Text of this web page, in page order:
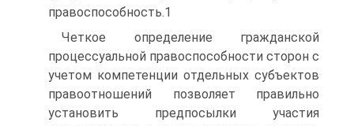
правоспособность.1
Четкое определение гражданской
процессуальной правоспособности сторон с
учетом компетенции отдельных субъектов
правоотношений позволяет правильно
установить предпосылки участия